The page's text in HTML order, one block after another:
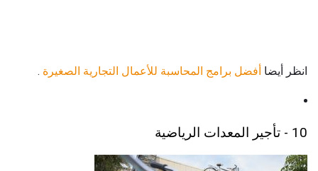
انظر أيضا أفضل برامج المحاسبة للأعمال التجارية الصغيرة .
10 - تأجير المعدات الرياضية